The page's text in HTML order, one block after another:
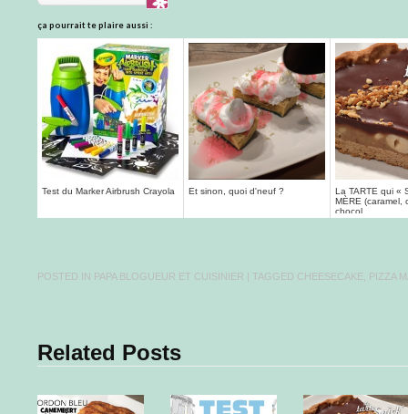
ça pourrait te plaire aussi :
Test du Marker Airbrush Crayola Et sinon, quoi d'neuf ?
La TARTE qui «
MÈRE (caramel,
chocol...
POSTED IN PAPA BLOGUEUR ET CUISINIER | TAGGED CHEESECAKE PIZZA
Related Posts